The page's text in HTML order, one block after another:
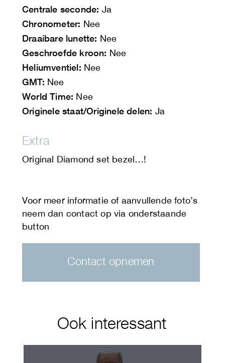
Centrale seconde: Ja
Chronometer: Nee
Draaibare lunette: Nee
Geschroefde kroon: Nee
Heliumventiel: Nee
GMT: Nee
World Time: Nee
Originele staat/Originele delen: Ja
Extra
Original Diamond set bezel…!
Contact opnemen
Ook interessant